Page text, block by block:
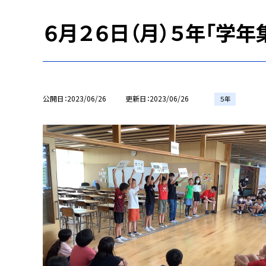
６月２６日（月）５年「学年
公開日 2023/06/26 更新日 2023/06/26 ５年